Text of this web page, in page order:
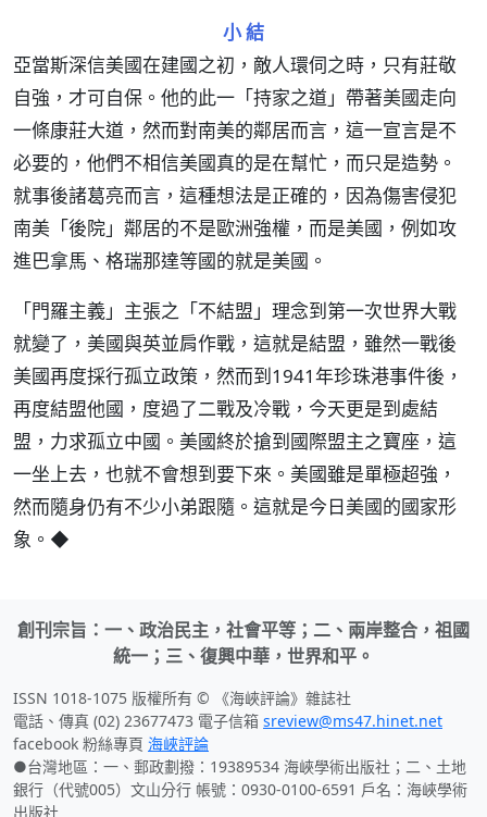
小 結
亞當斯深信美國在建國之初，敵人環伺之時，只有莊敬
自強，才可自保。他的此一「持家之道」帶著美國走向
一條康莊大道，然而對南美的鄰居而言，這一宣言是不
必要的，他們不相信美國真的是在幫忙，而只是造勢。
就事後諸葛亮而言，這種想法是正確的，因為傷害侵犯
南美「後院」鄰居的不是歐洲強權，而是美國，例如攻
進巴拿馬、格瑞那達等國的就是美國。
「門羅主義」主張之「不結盟」理念到第一次世界大戰
就變了，美國與英並肩作戰，這就是結盟，雖然一戰後
美國再度採行孤立政策，然而到1941年珍珠港事件後，
再度結盟他國，度過了二戰及冷戰，今天更是到處結
盟，力求孤立中國。美國終於搶到國際盟主之寶座，這
一坐上去，也就不會想到要下來。美國雖是單極超強，
然而隨身仍有不少小弟跟隨。這就是今日美國的國家形
象。◆
創刊宗旨：一、政治民主，社會平等；二、兩岸整合，祖國
統一；三、復興中華，世界和平。
ISSN 1018-1075 版權所有 © 《海峽評論》雜誌社
電話、傳真 (02) 23677473 電子信箱 sreview@ms47.hinet.net
facebook 粉絲專頁 海峽評論
●台灣地區：一、郵政劃撥：19389534 海峽學術出版社；二、土地
銀行（代號005）文山分行 帳號：0930-0100-6591 戶名：海峽學術
出版社